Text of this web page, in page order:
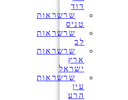
דוד
שרשראות
טניס
שרשראות
לב
שרשראות
ארץ
ישראל
שרשראות
עין
הרע